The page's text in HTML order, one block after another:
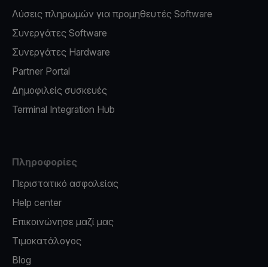
Λύσεις πληρωμών για προμηθευτές Software
Συνεργάτες Software
Συνεργάτες Hardware
Partner Portal
Δημοφιλείς συσκευές
Terminal Integration Hub
Πληροφορίες
Περιστατικό ασφαλείας
Help center
Επικοινώνησε μαζί μας
Τιμοκατάλογος
Blog